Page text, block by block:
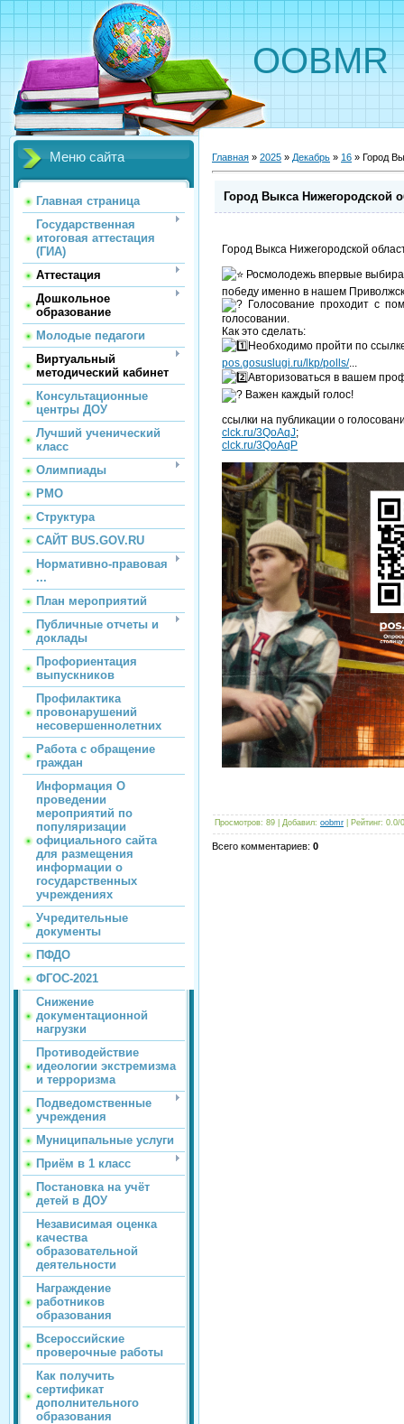
OOBMR
Меню сайта
Главная страница
Государственная
итоговая аттестация
(ГИА)
Аттестация
Дошкольное
образование
Молодые педагоги
Виртуальный
методический кабинет
Консультационные
центры ДОУ
Лучший ученический
класс
Олимпиады
РМО
Структура
САЙТ BUS.GOV.RU
Нормативно-правовая
...
План мероприятий
Публичные отчеты и
доклады
Профориентация
выпускников
Профилактика
провонарушений
несовершеннолетних
Работа с обращение
граждан
Информация О
проведении
мероприятий по
популяризации
официального сайта
для размещения
информации о
государственных
учреждениях
Учредительные
документы
ПФДО
ФГОС-2021
Снижение
документационной
нагрузки
Противодействие
идеологии экстремизма
и терроризма
Подведомственные
учреждения
Муниципальные услуги
Приём в 1 класс
Постановка на учёт
детей в ДОУ
Независимая оценка
качества
образовательной
деятельности
Награждение
работников
образования
Всероссийские
проверочные работы
Как получить
сертификат
дополнительного
образования
Главная » 2025 » Декабрь » 16 » Город
Город Выкса Нижегородской
Город Выкса Нижегородской
Росмолодежь впервые
победу именно в нашем
Голосование проходит с
голосовании.
Как это сделать:
Необходимо пройти по
pos.gosuslugi.ru/lkp/polls/...
Авторизоваться в вашем
Важен каждый голос!
ссылки на публикации о
clck.ru/3QoAqJ;
clck.ru/3QoAqP
Просмотров: 89 Добавил: oobmr Рейтинг: 0.0/0
Всего комментариев: 0